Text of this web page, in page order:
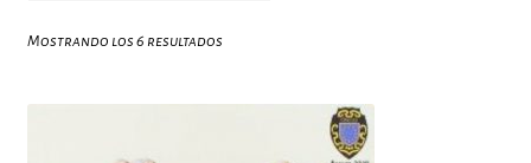
Mostrando los 6 resultadosOrdenado